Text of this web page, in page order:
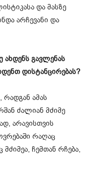
და მასზე
არჩევანი და
გავლენას
დისტანცირებას?
ამას
ძალიან მძიმე
არავისთვის
რაღაც
ჩემთან რჩება,